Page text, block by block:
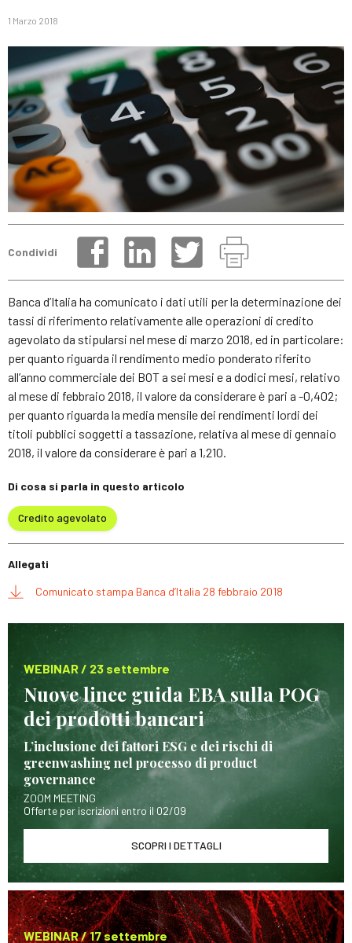
1 Marzo 2018
Condividi
Banca d’Italia ha comunicato i dati utili per la determinazione dei
tassi di riferimento relativamente alle operazioni di credito
agevolato da stipularsi nel mese di marzo 2018, ed in particolare:
per quanto riguarda il rendimento medio ponderato riferito
all’anno commerciale dei BOT a sei mesi e a dodici mesi, relativo
al mese di febbraio 2018, il valore da considerare è pari a -0,402;
per quanto riguarda la media mensile dei rendimenti lordi dei
titoli pubblici soggetti a tassazione, relativa al mese di gennaio
2018, il valore da considerare è pari a 1,210.
Di cosa si parla in questo articolo
Credito agevolato
Allegati
Comunicato stampa Banca d’Italia 28 febbraio 2018
WEBINAR / 23 settembre
Nuove linee guida EBA sulla POG
dei prodotti bancari
L’inclusione dei fattori ESG e dei rischi di
greenwashing nel processo di product
governance
ZOOM MEETING
Offerte per iscrizioni entro il 02/09
SCOPRI I DETTAGLI
WEBINAR / 17 settembre